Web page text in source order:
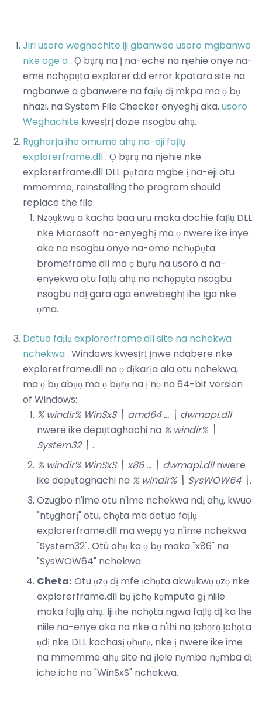
Jiri usoro weghachite iji gbanwee usoro mgbanwe
nke oge a. Ọ bụrụ na ị na-eche na njehie onye na-
eme nchọpụta explorer.d.d error kpatara site na
mgbanwe a gbanwere na faịlụ dị mkpa ma ọ bụ
nhazi, na System File Checker enyeghị aka,usoro
Weghachite kwesịrị dozie nsogbu ahụ.
Rụgharịa ihe omume ahụ na-eji faịlụ
explorerframe.dll. Ọ bụrụ na njehie nke
explorerframe.dll DLL pụtara mgbe ị na-eji otu
mmemme, reinstalling the program should
replace the file.
Nzọụkwụ a kacha baa uru maka dochie faịlụ DLL
nke Microsoft na-enyeghị ma ọ nwere ike inye
aka na nsogbu onye na-eme nchọpụta
bromeframe.dll ma ọ bụrụ na usoro a na-
enyekwa otu faịlụ ahụ na nchọpụta nsogbu
nsogbu ndị gara aga enwebeghị ihe ịga nke
ọma.
Detuo faịlụ explorerframe.dll site na nchekwa
nchekwa. Windows kwesịrị ịnwe ndabere nke
explorerframe.dll na ọ dịkarịa ala otu nchekwa,
ma ọ bụ abụọ ma ọ bụrụ na ị nọ na 64-bit version
of Windows:
% windir% WinSxS \ amd64 ... \ dwmapi.dll
nwere ike depụtaghachi na % windir% \
System32 \ .
% windir% WinSxS \ x86 ... \ dwmapi.dllnwere
ike depụtaghachi na % windir% \ SysWOW64 \.
Ozugbo n'ime otu n'ime nchekwa ndị ahụ, kwuo
"ntụgharị" otu, chọta ma detuo faịlụ
explorerframe.dll ma wepụ ya n'ime nchekwa
"System32". Otú ahụ ka ọ bụ maka "x86" na
"SysWOW64" nchekwa.
Cheta: Otu ụzọ dị mfe ịchọta akwụkwọ ọzọ nke
explorerframe.dll bụ ịchọ kọmputa gị niile
maka faịlụ ahụ. Iji ihe nchọta ngwa faịlụ dị ka Ihe
niile na-enye aka na nke a n'ihi na ịchọrọ ịchọta
ụdị nke DLL kachasị ọhụrụ, nke ị nwere ike ime
na mmemme ahụ site na ịlele nọmba nọmba dị
iche iche na "WinSxS" nchekwa.